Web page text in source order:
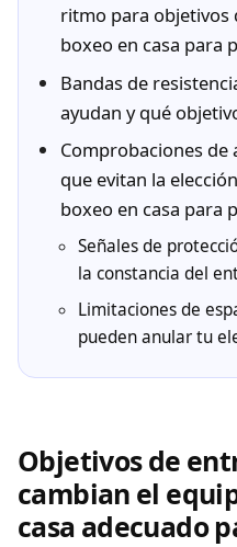
ritmo para objetivos
boxeo en casa para
Bandas de
ayudan y qué
Comprobaciones de
que evitan la
boxeo en casa para
Señales de
la constancia del
Limitaciones de
pueden anular tu
Objetivos de
cambian el
casa adecuado